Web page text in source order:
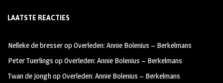
b
oo
k
ag
m
tt
LAATSTE REACTIES
Nelleke de bresseropOverleden: Annie Bolenius – Berkelmans
Peter Tuerlings opOverleden: Annie Bolenius – Berkelmans
Twan de JonghopOverleden: Annie Bolenius – Berkelmans